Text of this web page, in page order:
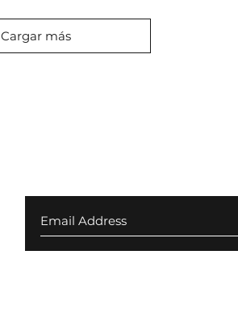
Cargar más